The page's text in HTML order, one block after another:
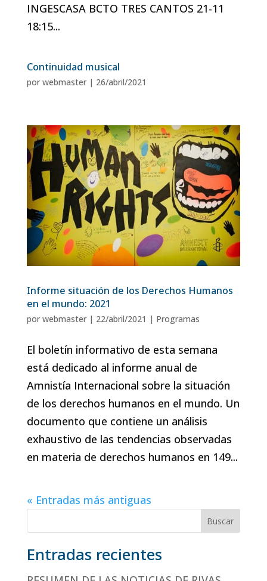
INGESCASA BCTO TRES CANTOS 21-11
18:15...
Continuidad musical
por webmaster| 26/abril/2021
Informe situación de los Derechos Humanos
en el mundo: 2021
por webmaster| 22/abril/2021 | Programas
El boletín informativo de esta semana
está dedicado al informe anual de
Amnistía Internacional sobre la situación
de los derechos humanos en el mundo. Un
documento que contiene un análisis
exhaustivo de las tendencias observadas
en materia de derechos humanos en 149...
« Entradas más antiguas
Buscar
Entradas recientes